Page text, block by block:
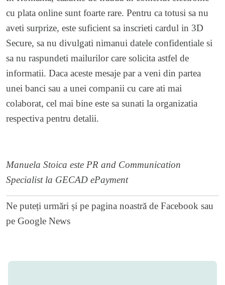
cu plata online sunt foarte rare. Pentru ca totusi sa nu
aveti surprize, este suficient sa inscrieti cardul in 3D
Secure, sa nu divulgati nimanui datele confidentiale si
sa nu raspundeti mailurilor care solicita astfel de
informatii. Daca aceste mesaje par a veni din partea
unei banci sau a unei companii cu care ati mai
colaborat, cel mai bine este sa sunati la organizatia
respectiva pentru detalii.
Manuela Stoica este PR and Communication
Specialist la GECAD ePayment
Ne puteți urmări și pe pagina noastră de Facebook sau
pe Google News